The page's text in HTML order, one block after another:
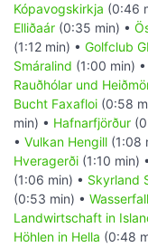
Kópavogskirkja (0:46
Elliðaár (0:35 min) •
(1:12 min) • Golfclub
Smáralind (1:00 min) •
Rauðhólar und
Bucht Faxafloi (0:58
min) • Hafnarfjörður
• Vulkan Hengill (1:08
Hveragerði (1:10 min) •
(1:06 min) • Skyrland
(0:53 min) •
Landwirtschaft in
Höhlen in Hella (0:48